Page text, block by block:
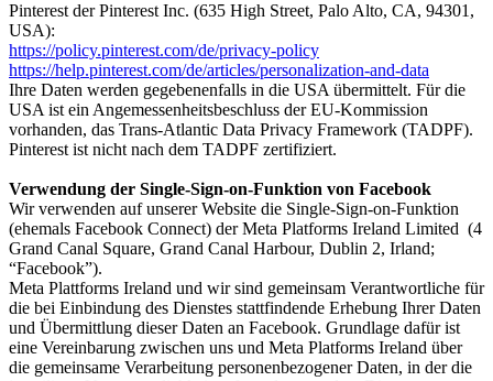
Pinterest der Pinterest Inc. (635 High Street, Palo Alto, CA, 94301,
USA):
https://policy.pinterest.com/de/privacy-policy
https://help.pinterest.com/de/articles/personalization-and-data
Ihre Daten werden gegebenenfalls in die USA übermittelt. Für die
USA ist ein Angemessenheitsbeschluss der EU-Kommission
vorhanden, das Trans-Atlantic Data Privacy Framework (TADPF).
Pinterest ist nicht nach dem TADPF zertifiziert.
Verwendung der Single-Sign-on-Funktion von Facebook
Wir verwenden auf unserer Website die Single-Sign-on-Funktion
(ehemals Facebook Connect) der Meta Platforms Ireland Limited (4
Grand Canal Square, Grand Canal Harbour, Dublin 2, Irland;
“Facebook”).
Meta Plattforms Ireland und wir sind gemeinsam Verantwortliche für
die bei Einbindung des Dienstes stattfindende Erhebung Ihrer Daten
und Übermittlung dieser Daten an Facebook. Grundlage dafür ist
eine Vereinbarung zwischen uns und Meta Platforms Ireland über
die gemeinsame Verarbeitung personenbezogener Daten, in der die